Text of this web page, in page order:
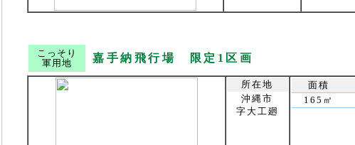
こっそり
軍用地
嘉手納飛行場 限定1区画
所在地
沖縄市
字大工廻
面積
165㎡